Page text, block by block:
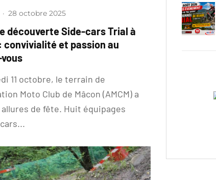
· 28 octobre 2025
découverte Side-cars Trial à
convivialité et passion au
11 octobre, le terrain de
Moto Club de Mâcon (AMCM) a
de fête. Huit équipages